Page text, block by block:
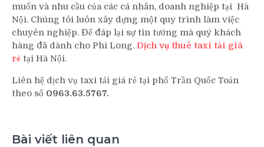
muốn và nhu cầu của các cá nhân, doanh nghiệp tại Hà
Nội. Chúng tôi luôn xây dựng một quy trình làm việc
chuyên nghiệp. Để đáp lại sự tin tưởng mà quý khách
hàng đã dành cho Phi Long. Dịch vụ thuê taxi tải giá
rẻ tại Hà Nội.
Liên hệ dịch vụ taxi tải giá rẻ tại phố Trần Quốc Toản
theo số 0963.63.5767.
Bài viết liên quan